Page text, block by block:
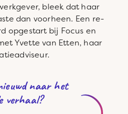
bleek dat haar
dan voorheen. Een re-
opgestart bij Focus en
Yvette van Etten, haar
naar het
verhaal?